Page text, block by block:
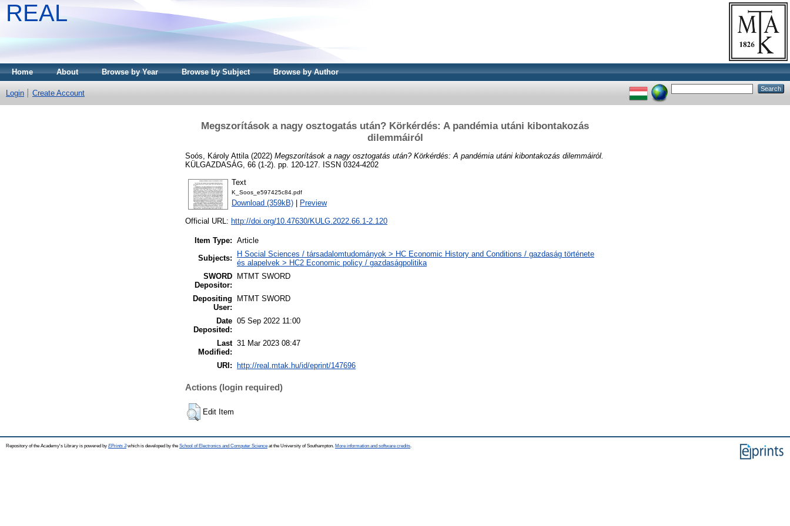
REAL
Home About Browse by Year Browse by Subject Browse by Author
Login Create Account
Megszorítások a nagy osztogatás után? Körkérdés: A pandémia utáni kibontakozás
dilemmáiról
Soós, Károly Attila (2022) Megszorítások a nagy osztogatás után? Körkérdés: A pandémia utáni kibontakozás dilemmáiról.
KÜLGAZDASÁG, 66 (1-2). pp. 120-127. ISSN 0324-4202
Text
K_Soos_e597425c84.pdf
Download (359kB) Preview
Official URL: http://doi.org/10.47630/KULG.2022.66.1-2.120
Item Type: Article
Subjects:
H Social Sciences / társadalomtudományok > HC Economic History and Conditions / gazdaság története
és alapelvek > HC2 Economic policy / gazdaságpolitika
SWORD
Depositor:
MTMT SWORD
Depositing
User:
MTMT SWORD
Date
Deposited:
05 Sep 2022 11:00
Last
Modified:
31 Mar 2023 08:47
URI: http://real.mtak.hu/id/eprint/147696
Actions (login required)
Edit Item
Repository of the Academy's Library is powered by EPrints 3which is developed by the School of Electronics and Computer Science at the University of Southampton. More information and software credits